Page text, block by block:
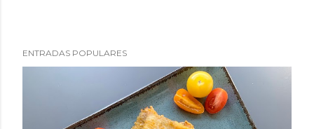
a
ENTRADAS POPULARES